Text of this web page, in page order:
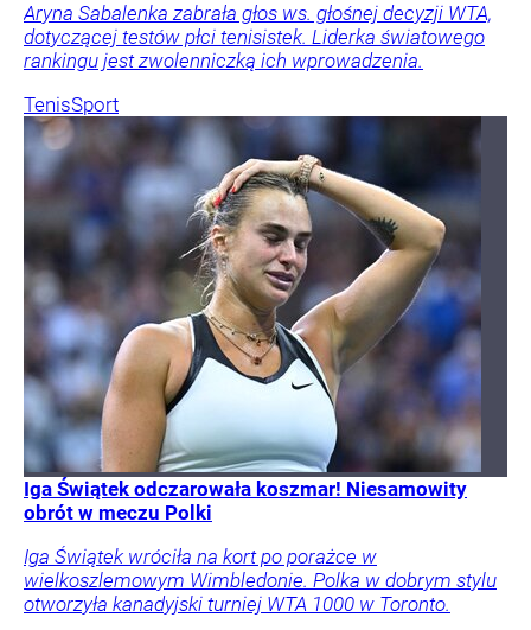
Aryna Sabalenka zabrała głos ws. głośnej decyzji WTA,
dotyczącej testów płci tenisistek. Liderka światowego
rankingu jest zwolenniczką ich wprowadzenia.
TenisSport
Iga Świątek odczarowała koszmar! Niesamowity
obrót w meczu Polki
Iga Świątek wróciła na kort po porażce w
wielkoszlemowym Wimbledonie. Polka w dobrym stylu
otworzyła kanadyjski turniej WTA 1000 w Toronto.